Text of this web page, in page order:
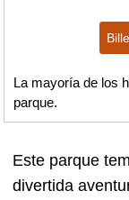
La mayoría de los
parque.
Este parque
divertida